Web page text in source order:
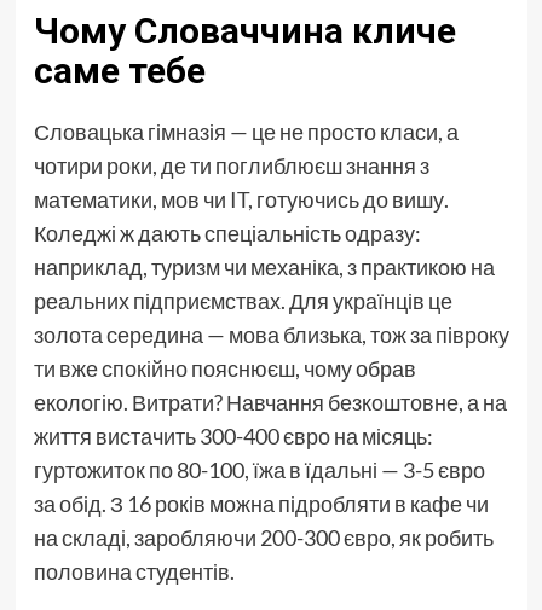
Чому Словаччина кличе
саме тебе
Словацька гімназія — це не просто класи, а
чотири роки, де ти поглиблюєш знання з
математики, мов чи IT, готуючись до вишу.
Коледжі ж дають спеціальність одразу:
наприклад, туризм чи механіка, з практикою на
реальних підприємствах. Для українців це
золота середина — мова близька, тож за півроку
ти вже спокійно пояснюєш, чому обрав
екологію. Витрати? Навчання безкоштовне, а на
життя вистачить 300-400 євро на місяць:
гуртожиток по 80-100, їжа в їдальні — 3-5 євро
за обід. З 16 років можна підробляти в кафе чи
на складі, заробляючи 200-300 євро, як робить
половина студентів.